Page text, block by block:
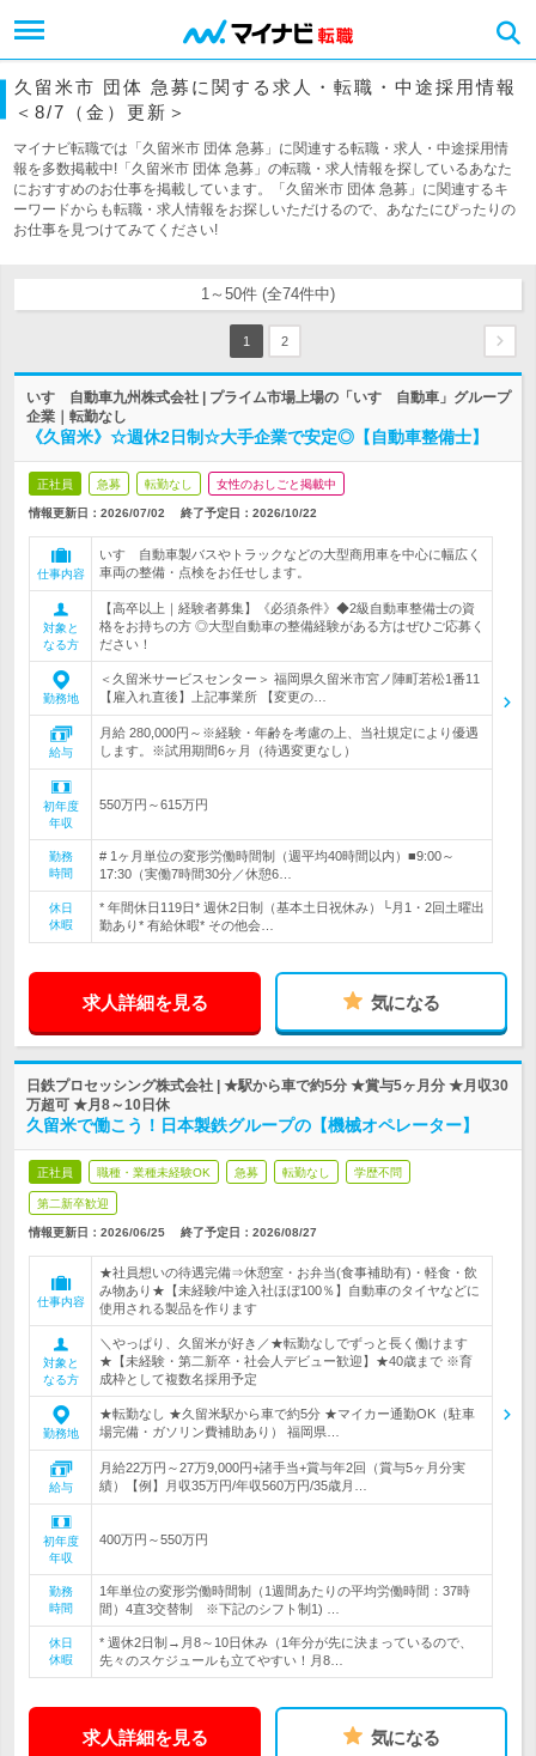
久留米市 団体 急募に関する求人・転職・中途採用情報
＜8/7（金）更新＞
マイナビ転職では「久留米市 団体 急募」に関連する転職・求人・中途採用情
報を多数掲載中!「久留米市 団体 急募」の転職・求人情報を探しているあなた
におすすめのお仕事を掲載しています。「久留米市 団体 急募」に関連するキ
ーワードからも転職・求人情報をお探しいただけるので、あなたにぴったりの
お仕事を見つけてみてください!
1～50件 (全74件中)
1 2
いすゞ自動車九州株式会社 | プライム市場上場の「いすゞ自動車」グループ
企業｜転勤なし
《久留米》☆週休2日制☆大手企業で安定◎【自動車整備士】
正社員 急募 転勤なし 女性のおしごと掲載中
情報更新日：2026/07/02 終了予定日： 2026/10/22
仕事内容
いすゞ自動車製バスやトラックなどの大型商用車を中心に幅広く
車両の整備・点検をお任せします。
対象と
なる方
【高卒以上｜経験者募集】《必須条件》◆2級自動車整備士の資
格をお持ちの方 ◎大型自動車の整備経験がある方はぜひご応募く
ださい！
勤務地
＜久留米サービスセンター＞ 福岡県久留米市宮ノ陣町若松1番11
【雇入れ直後】上記事業所 【変更の…
給与
月給 280,000円～※経験・年齢を考慮の上、当社規定により優遇
します。※試用期間6ヶ月（待遇変更なし）
初年度
年収
550万円～615万円
勤務
時間
# 1ヶ月単位の変形労働時間制（週平均40時間以内）■9:00～
17:30（実働7時間30分／休憩6…
休日
休暇
* 年間休日119日* 週休2日制（基本土日祝休み）└月1・2回土曜出
勤あり* 有給休暇* その他会…
求人詳細を見る 気になる
日鉄プロセッシング株式会社 | ★駅から車で約5分 ★賞与5ヶ月分 ★月収30
万超可 ★月8～10日休
久留米で働こう！日本製鉄グループの【機械オペレーター】
正社員 職種・業種未経験OK 急募 転勤なし 学歴不問
第二新卒歓迎
情報更新日：2026/06/25 終了予定日： 2026/08/27
仕事内容
★社員想いの待遇完備⇒休憩室・お弁当(食事補助有)・軽食・飲
み物あり★【未経験/中途入社ほぼ100％】自動車のタイヤなどに
使用される製品を作ります
対象と
なる方
＼やっぱり、久留米が好き／★転勤なしでずっと長く働けます
★【未経験・第二新卒・社会人デビュー歓迎】★40歳まで ※育
成枠として複数名採用予定
勤務地
★転勤なし ★久留米駅から車で約5分 ★マイカー通勤OK（駐車
場完備・ガソリン費補助あり） 福岡県…
給与
月給22万円～27万9,000円+諸手当+賞与年2回（賞与5ヶ月分実
績）【例】月収35万円/年収560万円/35歳月…
初年度
年収
400万円～550万円
勤務
時間
1年単位の変形労働時間制（1週間あたりの平均労働時間：37時
間）4直3交替制 ※下記のシフト制1) …
休日
休暇
* 週休2日制→月8～10日休み（1年分が先に決まっているので、
先々のスケジュールも立てやすい！月8…
求人詳細を見る 気になる